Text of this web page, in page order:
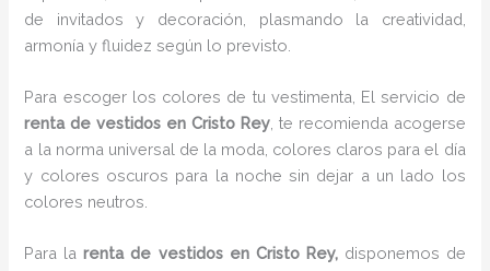
de invitados y decoración, plasmando la creatividad,
armonía y fluidez según lo previsto.
Para escoger los colores de tu vestimenta, El servicio de
renta de vestidos en Cristo Rey, te recomienda acogerse
a la norma universal de la moda, colores claros para el día
y colores oscuros para la noche sin dejar a un lado los
colores neutros.
Para larenta de vestidos en Cristo Rey, disponemos de